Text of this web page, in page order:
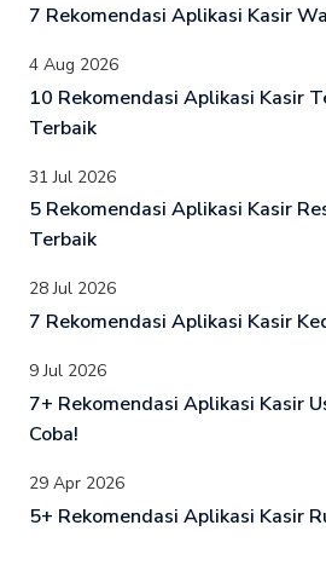
7 Rekomendasi Aplikasi Kasir
4 Aug 2026
10 Rekomendasi Aplikasi Kasir
Terbaik
31 Jul 2026
5 Rekomendasi Aplikasi Kasir
Terbaik
28 Jul 2026
7 Rekomendasi Aplikasi Kasir
9 Jul 2026
7+ Rekomendasi Aplikasi Kasir
Coba!
29 Apr 2026
5+ Rekomendasi Aplikasi Kasir